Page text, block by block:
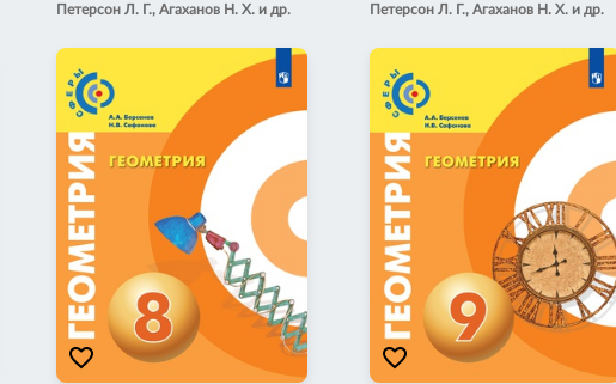
Петерсон Л. Г., Агаханов Н. Х. и др. Петерсон Л. Г., Агаханов Н. Х. и др.
favorite_border favorite_border